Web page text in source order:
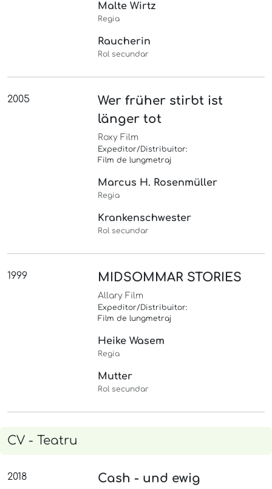
Malte Wirtz
Regia
Raucherin
Rol secundar
2005
Wer früher stirbt ist
länger tot
Roxy Film
Expeditor/Distribuitor:
Film de lungmetraj
Marcus H. Rosenmüller
Regia
Krankenschwester
Rol secundar
1999 MIDSOMMAR STORIES
Allary Film
Expeditor/Distribuitor:
Film de lungmetraj
Heike Wasem
Regia
Mutter
Rol secundar
CV - Teatru
2018
Cash - und ewig